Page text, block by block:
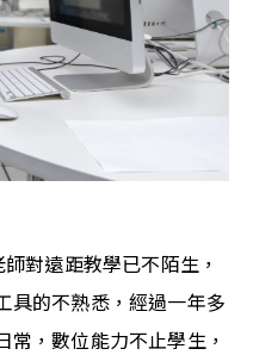
對遠距教學已不陌生，
具的不熟悉，經過一年多
，數位能力不止學生，